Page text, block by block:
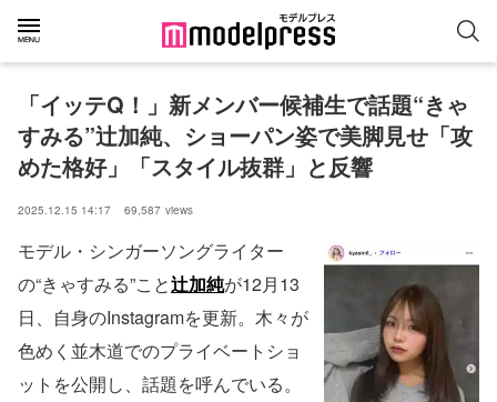
「イッテQ！」新メンバー候補生で話題“きゃ
すみる”辻加純、ショーパン姿で美脚見せ「攻
めた格好」「スタイル抜群」と反響
2025.12.15 14:17 69,587 views
モデル・シンガーソングライター
の“きゃすみる”こと辻加純が12月13
日、自身のInstagramを更新。木々が
色めく並木道でのプライベートショ
ットを公開し、話題を呼んでいる。